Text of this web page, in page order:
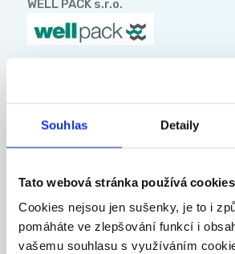
Souhlas Detaily
Tato webová stránka používá cookies
Cookies nejsou jen sušenky, je to i
pomáháte ve zlepšování funkcí i
vašemu souhlasu s využíváním
WELL PACK s.r.o.
Specialista prodeje
ukázkových lekcí v IT
Remote | Částečný úvazek | od
chtě...
Celá ČR